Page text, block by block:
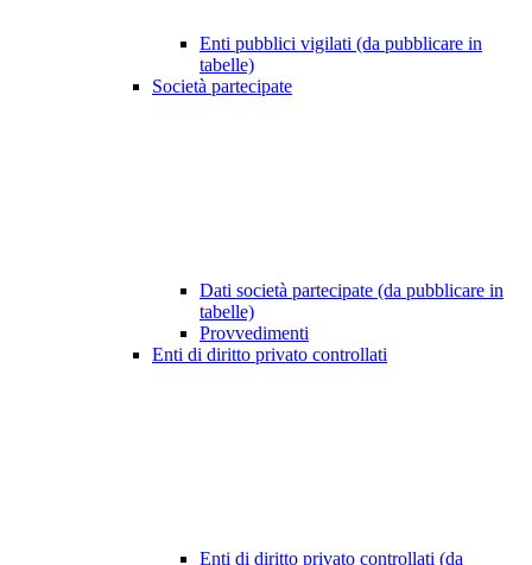
Enti pubblici vigilati (da pubblicare in
tabelle)
Società partecipate
Dati società partecipate (da pubblicare in
tabelle)
Provvedimenti
Enti di diritto privato controllati
Enti di diritto privato controllati (da